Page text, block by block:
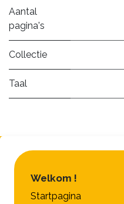
Aantal
pagina's
Collectie
Taal
Welkom !
Startpagina